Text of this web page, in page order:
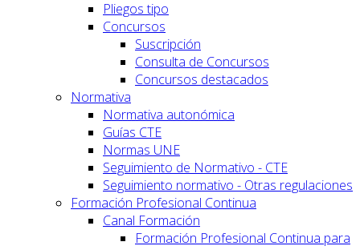
Pliegos tipo
Concursos
Suscripción
Consulta de Concursos
Concursos destacados
Normativa
Normativa autonómica
Guías CTE
Normas UNE
Seguimiento de Normativo - CTE
Seguimiento normativo - Otras regulaciones
Formación Profesional Continua
Canal Formación
Formación Profesional Continua para